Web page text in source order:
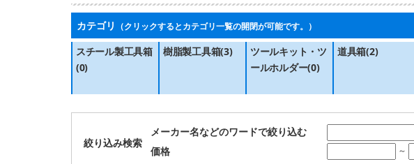
カテゴリ （クリックするとカテゴリ一覧の開閉が可能です。）
スチール製工具箱
(0)
樹脂製工具箱(3)
ツールキット・ツ
ールホルダー(0)
道具箱(2)
絞り込み検索
メーカー名などのワードで絞り込む
価格
～